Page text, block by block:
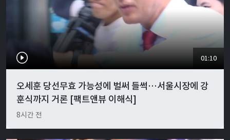
01:10
오세훈 당선무효 가능성에 벌써 들썩…서울시장에 강
훈식까지 거론 [팩트앤뷰 이해식]
8시간 전